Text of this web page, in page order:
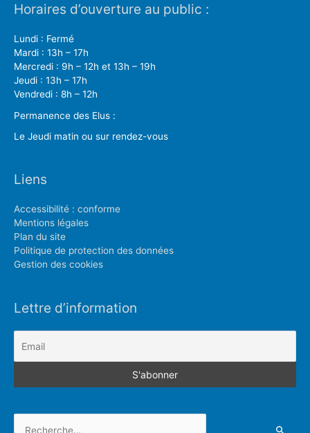
Horaires d’ouverture au public :
Lundi : Fermé
Mardi : 13h – 17h
Mercredi : 9h – 12h et 13h – 19h
Jeudi : 13h – 17h
Vendredi : 8h – 12h
Permanence des Elus :
Le Jeudi matin ou sur rendez-vous
Liens
Accessibilité : conforme
Mentions légales
Plan du site
Politique de protection des données
Gestion des cookies
Lettre d’information